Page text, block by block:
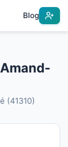
Blog
(41310)